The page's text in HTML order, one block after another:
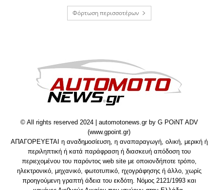
Φόρτωση περισσοτέρων
© All rights reserved 2024 | automotonews.gr by G POiNT ADV
(www.gpoint.gr)
ΑΠΑΓΟΡΕΥΕΤΑΙ η αναδημοσίευση, η αναπαραγωγή, ολική, μερική ή
περιληπτική ή κατά παράφραση ή διασκευή απόδοση του
περιεχομένου του παρόντος web site με οποιονδήποτε τρόπο,
ηλεκτρονικό, μηχανικό, φωτοτυπικό, ηχογράφησης ή άλλο, χωρίς
προηγούμενη γραπτή άδεια του εκδότη. Νόμος 2121/1993 και